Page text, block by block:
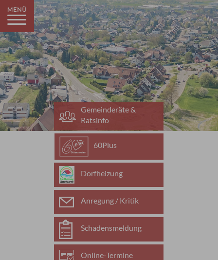
Gemeinderäte &
Ratsinfo
60Plus
Dorfheizung
Anregung / Kritik
Schadensmeldung
Online-Termine